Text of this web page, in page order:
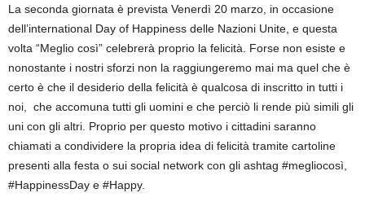
La seconda giornata è prevista Venerdì 20 marzo, in occasione
dell’international Day of Happiness delle Nazioni Unite, e questa
volta “Meglio così” celebrerà proprio la felicità. Forse non esiste e
nonostante i nostri sforzi non la raggiungeremo mai ma quel che è
certo è che il desiderio della felicità è qualcosa di inscritto in tutti i
noi, che accomuna tutti gli uomini e che perciò li rende più simili gli
uni con gli altri. Proprio per questo motivo i cittadini saranno
chiamati a condividere la propria idea di felicità tramite cartoline
presenti alla festa o sui social network con gli ashtag #megliocosì,
#HappinessDay e #Happy.